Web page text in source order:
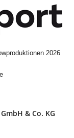
2026
& Co. KG